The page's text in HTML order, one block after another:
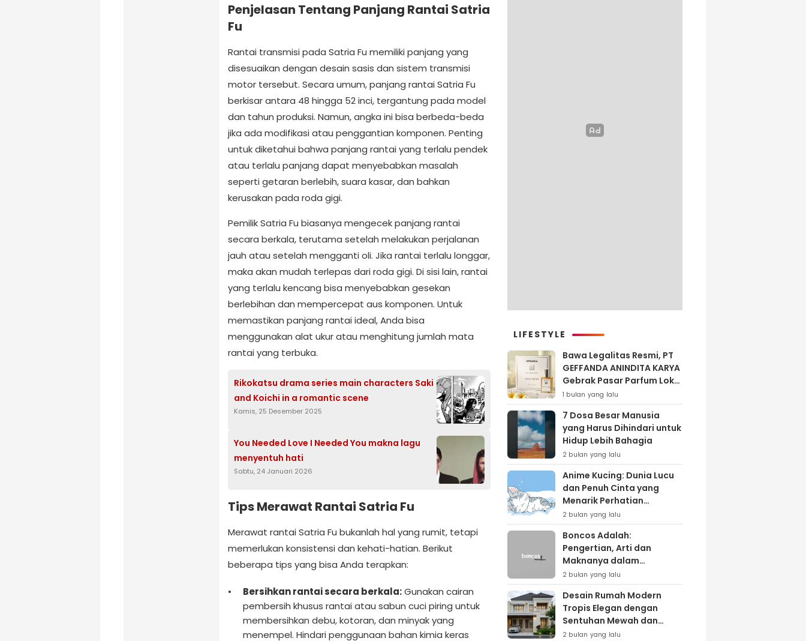
Penjelasan Tentang Panjang Rantai Satria
Fu
Rantai transmisi pada Satria Fu memiliki panjang yang
disesuaikan dengan desain sasis dan sistem transmisi
motor tersebut. Secara umum, panjang rantai Satria Fu
berkisar antara 48 hingga 52 inci, tergantung pada model
dan tahun produksi. Namun, angka ini bisa berbeda-beda
jika ada modifikasi atau penggantian komponen. Penting
untuk diketahui bahwa panjang rantai yang terlalu pendek
atau terlalu panjang dapat menyebabkan masalah
seperti getaran berlebih, suara kasar, dan bahkan
kerusakan pada roda gigi.
Pemilik Satria Fu biasanya mengecek panjang rantai
secara berkala, terutama setelah melakukan perjalanan
jauh atau setelah mengganti oli. Jika rantai terlalu longgar,
maka akan mudah terlepas dari roda gigi. Di sisi lain, rantai
yang terlalu kencang bisa menyebabkan gesekan
berlebihan dan mempercepat aus komponen. Untuk
memastikan panjang rantai ideal, Anda bisa
menggunakan alat ukur atau menghitung jumlah mata
rantai yang terbuka.
Rikokatsu drama series main characters Saki
and Koichi in a romantic scene
Kamis, 25 Desember 2025
You Needed Love I Needed You makna lagu
menyentuh hati
Sabtu, 24 Januari 2026
Tips Merawat Rantai Satria Fu
Merawat rantai Satria Fu bukanlah hal yang rumit, tetapi
memerlukan konsistensi dan kehati-hatian. Berikut
beberapa tips yang bisa Anda terapkan:
Bersihkan rantai secara berkala:Gunakan cairan
pembersih khusus rantai atau sabun cuci piring untuk
membersihkan debu, kotoran, dan minyak yang
menempel. Hindari penggunaan bahan kimia keras
LIFESTYLE
Bawa Legalitas Resmi, PT
GEFFANDA ANINDITA KARYA
Gebrak Pasar Parfum Lokal
Lewat Varian ‘Daily Bliss’
1 bulan yang lalu
7 Dosa Besar Manusia
yang Harus Dihindari untuk
Hidup Lebih Bahagia
2 bulan yang lalu
Anime Kucing: Dunia Lucu
dan Penuh Cinta yang
Menarik Perhatian
Penggemar
2 bulan yang lalu
Boncos Adalah:
Pengertian, Arti dan
Maknanya dalam
Kehidupan Sehari-hari
2 bulan yang lalu
Desain Rumah Modern
Tropis Elegan dengan
Sentuhan Mewah dan
Natural
2 bulan yang lalu